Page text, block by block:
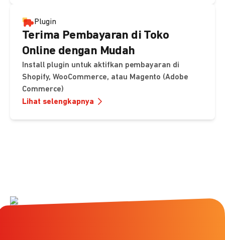
Plugin
Terima Pembayaran di Toko
Online dengan Mudah
Install plugin untuk aktifkan pembayaran di
Shopify, WooCommerce, atau Magento (Adobe
Commerce)
Lihat selengkapnya